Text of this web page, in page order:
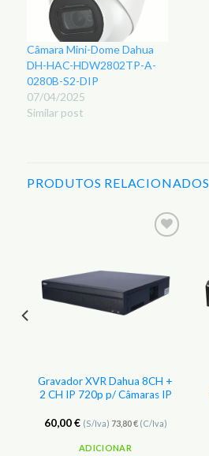
Câmara Mini-Dome Dahua
DH-HAC-HDW2802TP-A-
0280B-S2-DIP
07/04/2025
Similar post
PRODUTOS RELACIONADOS
Gravador XVR Dahua 8CH +
2 CH IP 720p p/ Câmaras IP
60,00€ (S/Iva) 73,80€(C/Iva)
ADICIONAR